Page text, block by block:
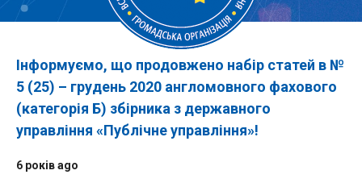
Інформуємо, що продовжено набір статей в №
5 (25) – грудень 2020 англомовного фахового
(категорія Б) збірника з державного
управління «Публічне управління»!
6 років ago